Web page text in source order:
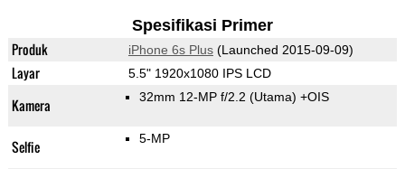
Spesifikasi Primer
Produk iPhone 6s Plus(Launched 2015-09-09)
Layar 5.5" 1920x1080 IPS LCD
Kamera 32mm 12-MP f/2.2 (Utama) +OIS
Selfie 5-MP